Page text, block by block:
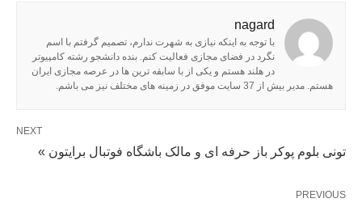
nagard
با توجه به اینکه نیازی به شهرت ندارم، تصمیم گرفتم با اسم
نگرد در فضای مجازی فعالیت کنم. بنده دانشجو رشته کامپیوتر
در هلند هستم و یکی از با سابقه ترین ها در عرصه مجازی ایران
هستم. مدیر بیش از 37 سایت موفق در زمینه های مختلف نیز می باشم.
NEXT
تونی بلوم پوکر باز حرفه ای و مالک باشگاه فوتبال برایتون »
PREVIOUS